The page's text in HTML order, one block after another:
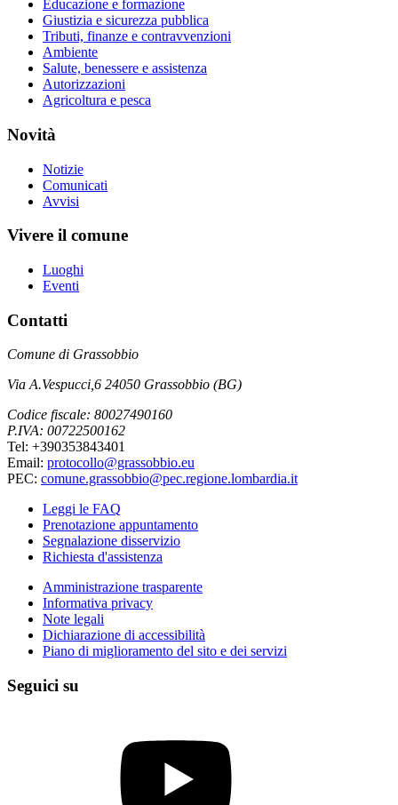
Educazione e formazione
Giustizia e sicurezza pubblica
Tributi, finanze e contravvenzioni
Ambiente
Salute, benessere e assistenza
Autorizzazioni
Agricoltura e pesca
Novità
Notizie
Comunicati
Avvisi
Vivere il comune
Luoghi
Eventi
Contatti
Comune di Grassobbio
Via A.Vespucci,6 24050 Grassobbio (BG)
Codice fiscale: 80027490160
P.IVA: 00722500162
Tel: +390353843401
Email: protocollo@grassobbio.eu
PEC: comune.grassobbio@pec.regione.lombardia.it
Leggi le FAQ
Prenotazione appuntamento
Segnalazione disservizio
Richiesta d'assistenza
Amministrazione trasparente
Informativa privacy
Note legali
Dichiarazione di accessibilità
Piano di miglioramento del sito e dei servizi
Seguici su